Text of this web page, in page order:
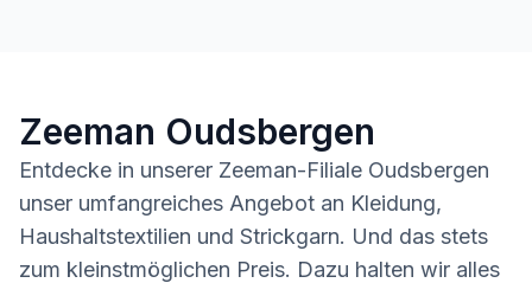
Zeeman Oudsbergen
Entdecke in unserer Zeeman-Filiale Oudsbergen
unser umfangreiches Angebot an Kleidung,
Haushaltstextilien und Strickgarn. Und das stets
zum kleinstmöglichen Preis. Dazu halten wir alles